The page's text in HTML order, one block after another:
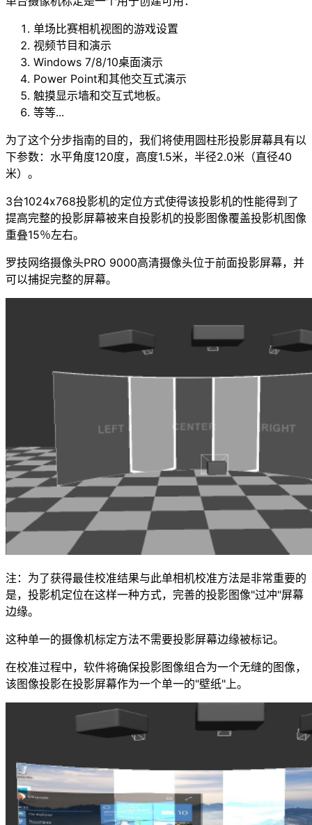
单场比赛相机视图的游戏设置
视频节目和演示
Windows 7/8/10桌面演示
Power Point和其他交互式演示
触摸显示墙和交互式地板。
等等...
为了这个分步指南的目的，我们将使用圆柱形投影屏幕具有以
下参数：水平角度120度，高度1.5米，半径2.0米（直径40
米）。
3台1024x768投影机的定位方式使得该投影机的性能得到了
提高完整的投影屏幕被来自投影机的投影图像覆盖投影机图像
重叠15％左右。
罗技网络摄像头PRO 9000高清摄像头位于前面投影屏幕，并
可以捕捉完整的屏幕。
注：为了获得最佳校准结果与此单相机校准方法是非常重要的
是，投影机定位在这样一种方式，完善的投影图像"过冲"屏幕
边缘。
这种单一的摄像机标定方法不需要投影屏幕边缘被标记。
在校准过程中，软件将确保投影图像组合为一个无缝的图像，
该图像投影在投影屏幕作为一个单一的"壁纸"上。